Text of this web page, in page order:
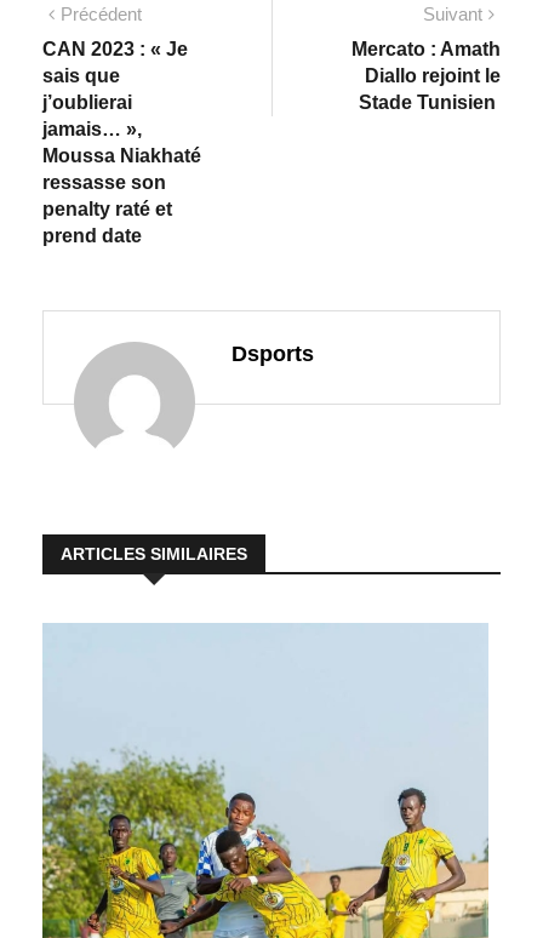
Précédent
CAN 2023 : « Je
sais que
j’oublierai
jamais… »,
Moussa Niakhaté
ressasse son
penalty raté et
prend date
Suivant
Mercato : Amath
Diallo rejoint le
Stade Tunisien
Dsports
ARTICLES SIMILAIRES